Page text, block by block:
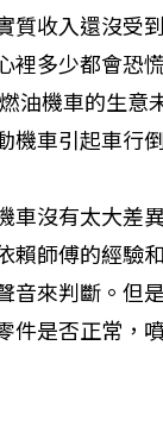
質收入還沒受
裡多少都會恐
油機車的生意
機車引起車行
車沒有太大差
賴師傅的經驗
音來判斷。但
是否正常，